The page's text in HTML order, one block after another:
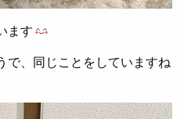
ます
で、同じことをしていますね